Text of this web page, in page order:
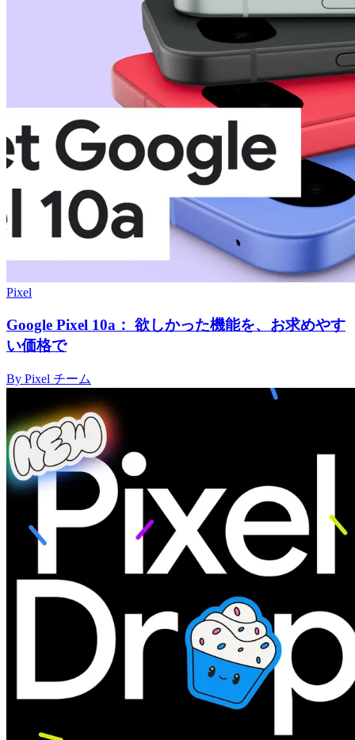
Pixel
Google Pixel 10a： 欲しかった機能を、お求めやす
い価格で
By Pixel チーム